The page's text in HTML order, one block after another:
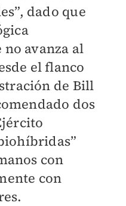
dado que
avanza al
el flanco
de Bill
dos
con
con